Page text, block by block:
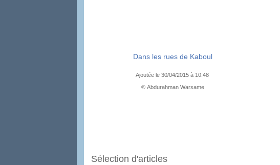
Dans les rues de Kaboul
Ajoutée le 30/04/2015 à 10:48
© Abdurahman Warsame
Sélection d'articles